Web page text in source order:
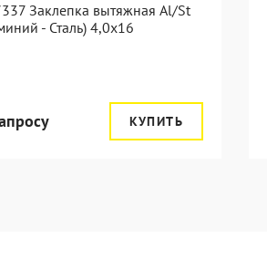
Заклепка вытяжная Al/St
- Сталь) 4,0x16
КУПИТЬ